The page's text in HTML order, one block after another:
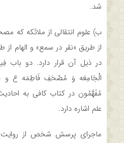
شد.
ب) علوم انتقالی از ملائکه
از طریق «نقر در سمع» و الهام
در ذیل آن قرار دارد. دو باب
الْجَامِعَه وَ مُصْحَفِ فَاطِمَه ع‏ و
مُفَهَّمُون در کتاب کافی به
علم اشاره دارد.
ماجرای پرسش شخص از